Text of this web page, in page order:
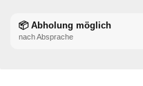
📦 Abholung möglich
nach Absprache